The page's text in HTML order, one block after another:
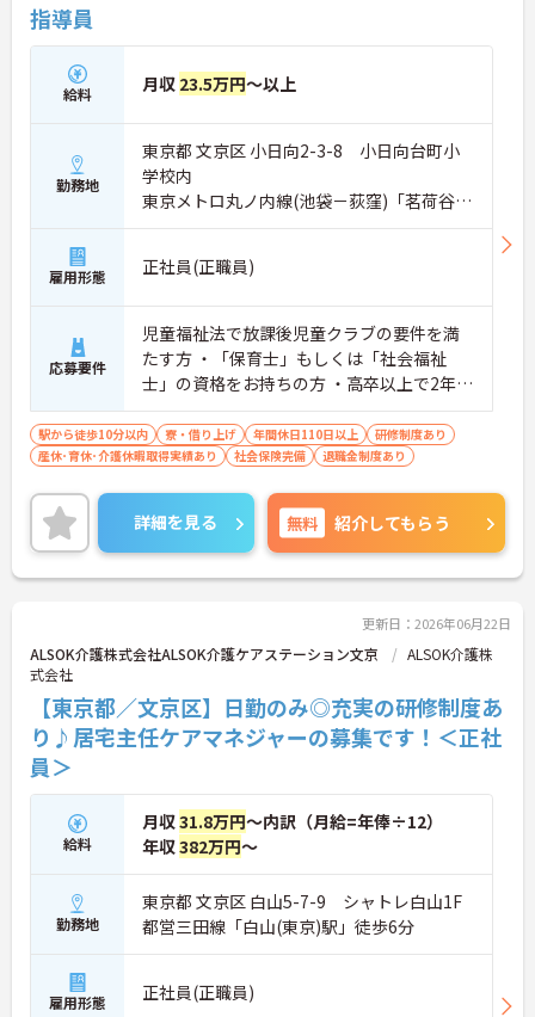
指導員
給料 月収 23.5万円～以上
勤務地
東京都 文京区 小日向2-3-8 小日向台町小
学校内
東京メトロ丸ノ内線(池袋－荻窪)「茗荷谷
駅」徒歩8分
雇用形態 正社員(正職員)
応募要件
児童福祉法で放課後児童クラブの要件を満
たす方 ・「保育士」もしくは「社会福祉
士」の資格をお持ちの方 ・高卒以上で2年以
上児童福祉事業に従事した方 ・幼・小・
中・高のいずれかの教諭資格を持つ方 ・大
学で心理・教育・社会・芸術・体育のいず
駅から徒歩10分以内 寮・借り上げ 年間休日110日以上
研修制度あり
産休･育休･介護休暇取得実績あり
社会保険完備 退職金制度あり
詳細を見る 無料 紹介してもらう
更新日：2026年06月22日
ALSOK介護株式会社ALSOK介護ケアステーション文京
ALSOK介護株
式会社
【東京都／文京区】日勤のみ◎充実の研修制度あ
り♪居宅主任ケアマネジャーの募集です！＜正社
員＞
給料
月収31.8万円～内訳（月給=年俸÷12）
年収382万円～
勤務地
東京都 文京区 白山5-7-9 シャトレ白山1F
都営三田線「白山(東京)駅」徒歩6分
雇用形態 正社員(正職員)